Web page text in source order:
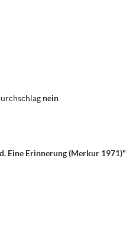
nein
Eine Erinnerung (Merkur 1971)"